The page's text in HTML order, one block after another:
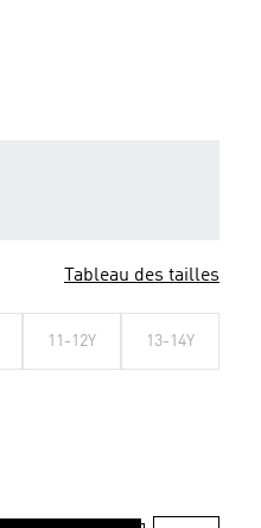
Tableau des tailles
11-12Y 13-14Y